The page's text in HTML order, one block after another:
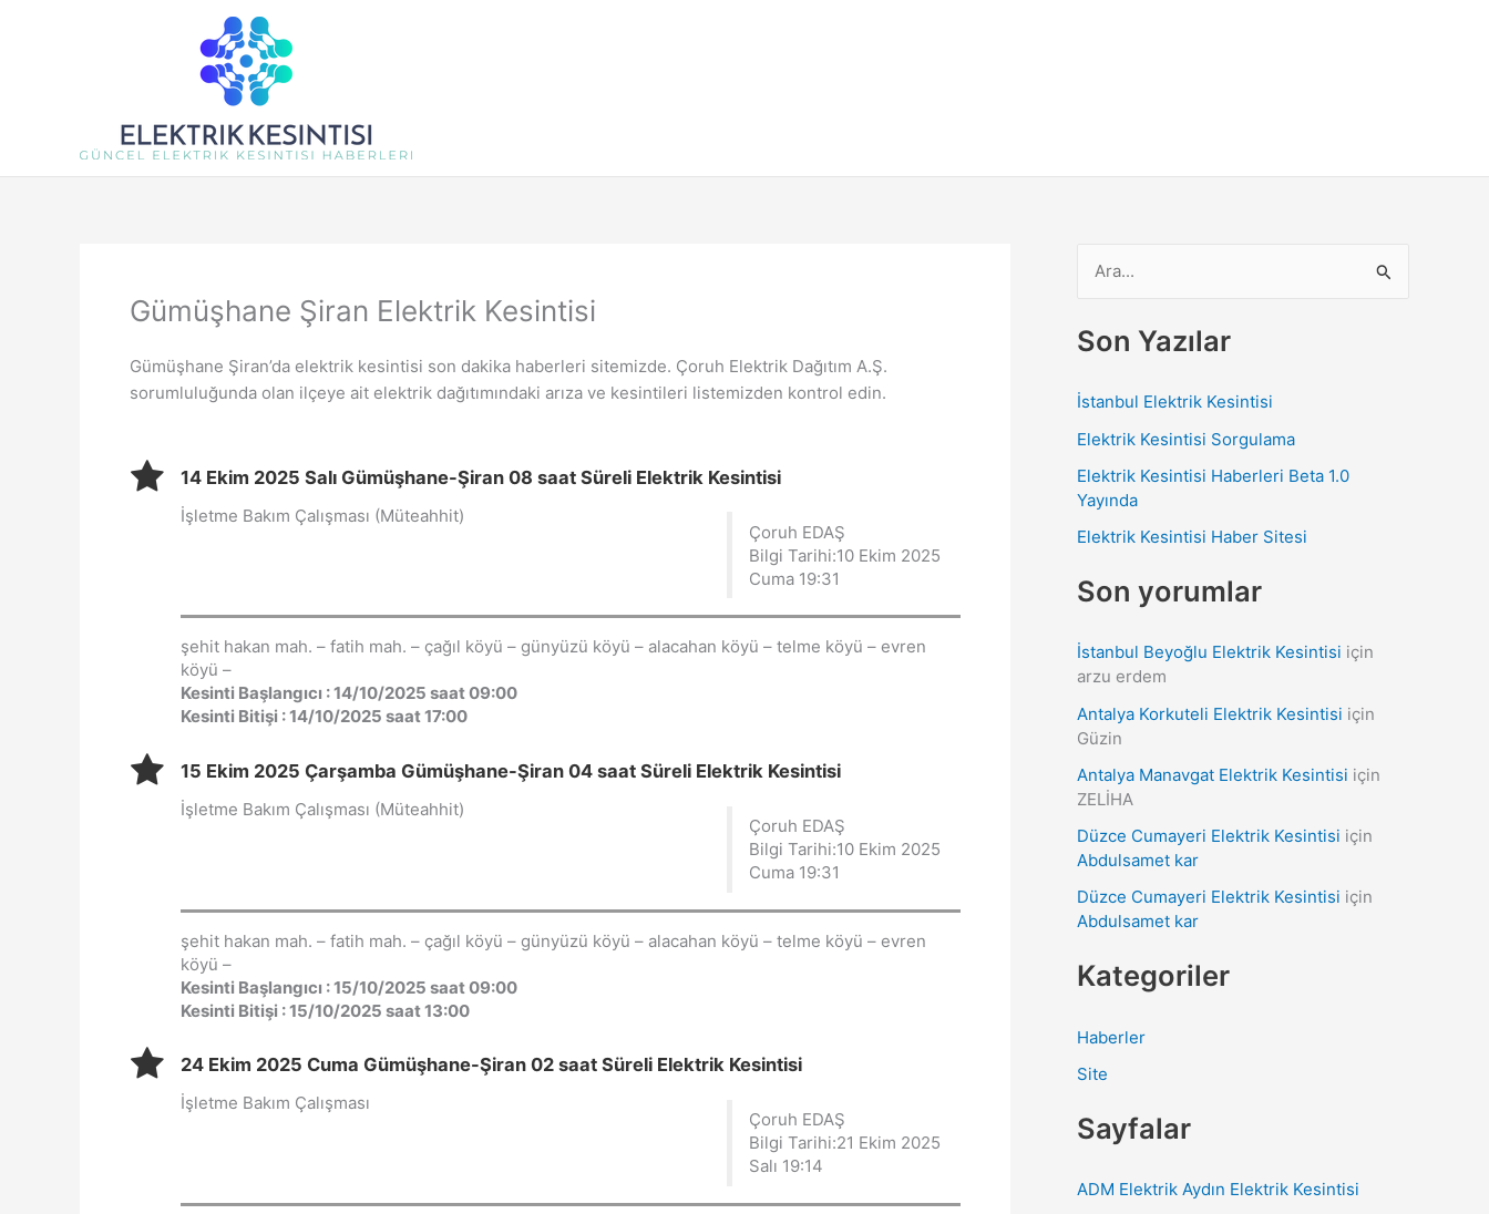
Gümüşhane Şiran Elektrik Kesintisi
Gümüşhane Şiran’da elektrik kesintisi son dakika haberleri sitemizde. Çoruh Elektrik Dağıtım A.Ş.
sorumluluğunda olan ilçeye ait elektrik dağıtımındaki arıza ve kesintileri listemizden kontrol edin.
14 Ekim 2025 Salı Gümüşhane-Şiran 08 saat Süreli Elektrik Kesintisi
İşletme Bakım Çalışması (Müteahhit)
Çoruh EDAŞ
Bilgi Tarihi:10 Ekim 2025
Cuma 19:31
şehit hakan mah. – fatih mah. – çağıl köyü – günyüzü köyü – alacahan köyü – telme köyü – evren
köyü –
Kesinti Başlangıcı : 14/10/2025 saat 09:00
Kesinti Bitişi : 14/10/2025 saat 17:00
15 Ekim 2025 Çarşamba Gümüşhane-Şiran 04 saat Süreli Elektrik Kesintisi
İşletme Bakım Çalışması (Müteahhit)
Çoruh EDAŞ
Bilgi Tarihi:10 Ekim 2025
Cuma 19:31
şehit hakan mah. – fatih mah. – çağıl köyü – günyüzü köyü – alacahan köyü – telme köyü – evren
köyü –
Kesinti Başlangıcı : 15/10/2025 saat 09:00
Kesinti Bitişi : 15/10/2025 saat 13:00
24 Ekim 2025 Cuma Gümüşhane-Şiran 02 saat Süreli Elektrik Kesintisi
İşletme Bakım Çalışması
Çoruh EDAŞ
Bilgi Tarihi:21 Ekim 2025
Salı 19:14
a
r
c
o
Son Yazılar
İstanbul Elektrik Kesintisi
Elektrik Kesintisi Sorgulama
Elektrik Kesintisi Haberleri Beta 1.0
Yayında
Elektrik Kesintisi Haber Sitesi
Son yorumlar
İstanbul Beyoğlu Elektrik Kesintisi için
arzu erdem
Antalya Korkuteli Elektrik Kesintisi için
Güzin
Antalya Manavgat Elektrik Kesintisi için
ZELİHA
Düzce Cumayeri Elektrik Kesintisi için
Abdulsamet kar
Düzce Cumayeri Elektrik Kesintisi için
Abdulsamet kar
Kategoriler
Haberler
Site
Sayfalar
ADM Elektrik Aydın Elektrik Kesintisi